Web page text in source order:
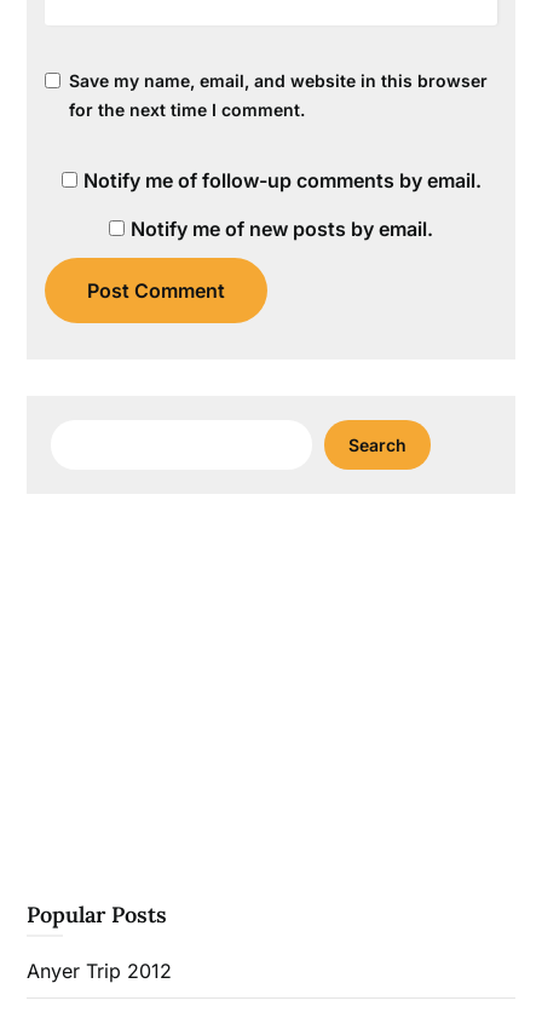
Save my name, email, and website in this browser
for the next time I comment.
Notify me of follow-up comments by email.
Notify me of new posts by email.
Search
Popular Posts
Anyer Trip 2012